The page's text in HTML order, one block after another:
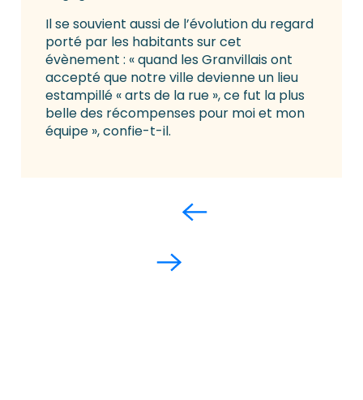
Il se souvient aussi de l’évolution du regard
porté par les habitants sur cet
évènement : « quand les Granvillais ont
accepté que notre ville devienne un lieu
estampillé « arts de la rue », ce fut la plus
belle des récompenses pour moi et mon
équipe », confie-t-il.